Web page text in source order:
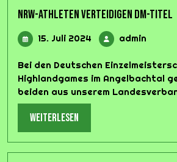
NRW-Athleten verteidigen DM-Titel
15. Juli 2024 15.
Juli
2024
admin
Bei den Deutschen
Highlandgames im Angelbachtal
beiden aus unserem
weiterlesen